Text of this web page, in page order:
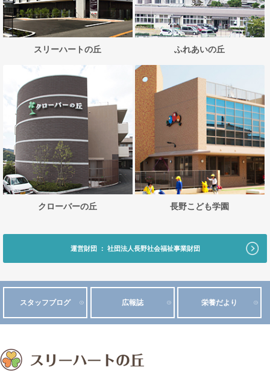
スリーハートの丘 ふれあいの丘
クローバーの丘 長野こども学園
運営財団 ： 社団法人長野社会福祉事業財団
スタッフブログ 広報誌 栄養だより